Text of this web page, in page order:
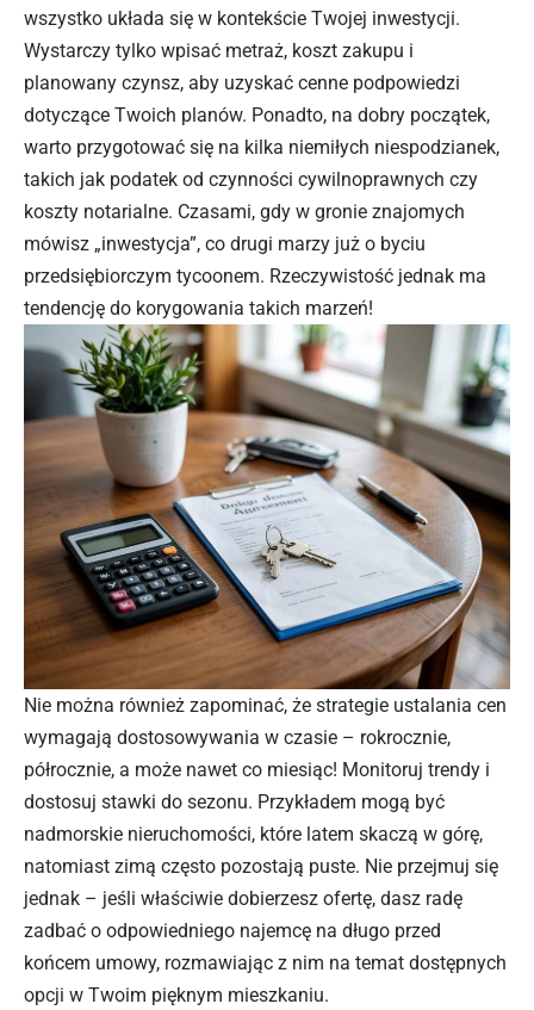
wszystko układa się w kontekście Twojej inwestycji.
Wystarczy tylko wpisać metraż, koszt zakupu i
planowany czynsz, aby uzyskać cenne podpowiedzi
dotyczące Twoich planów. Ponadto, na dobry początek,
warto przygotować się na kilka niemiłych niespodzianek,
takich jak podatek od czynności cywilnoprawnych czy
koszty notarialne. Czasami, gdy w gronie znajomych
mówisz „inwestycja”, co drugi marzy już o byciu
przedsiębiorczym tycoonem. Rzeczywistość jednak ma
tendencję do korygowania takich marzeń!
Nie można również zapominać, że strategie ustalania cen
wymagają dostosowywania w czasie – rokrocznie,
półrocznie, a może nawet co miesiąc! Monitoruj trendy i
dostosuj stawki do sezonu. Przykładem mogą być
nadmorskie nieruchomości, które latem skaczą w górę,
natomiast zimą często pozostają puste. Nie przejmuj się
jednak – jeśli właściwie dobierzesz ofertę, dasz radę
zadbać o odpowiedniego najemcę na długo przed
końcem umowy, rozmawiając z nim na temat dostępnych
opcji w Twoim pięknym mieszkaniu.